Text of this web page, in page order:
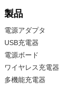
製品
電源アダプタ
USB充電器
電源ボード
ワイヤレス充電器
多機能充電器